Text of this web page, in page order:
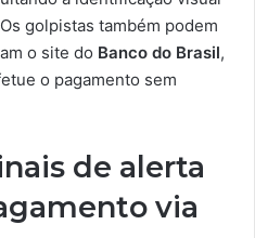
golpistas também podem
o site do Banco do Brasil,
o pagamento sem
de alerta
via